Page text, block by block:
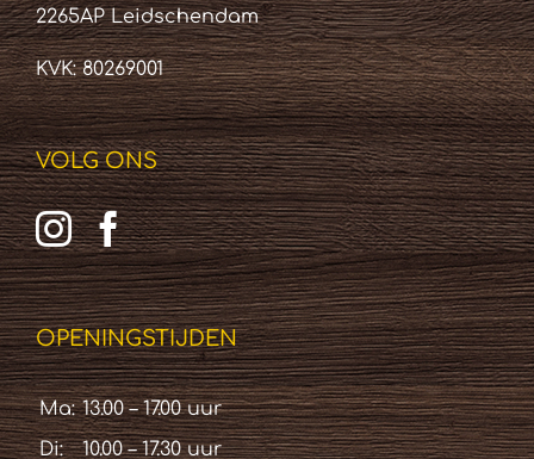
2265AP Leidschendam
KVK: 80269001
VOLG ONS
OPENINGSTIJDEN
Ma: 13.00 – 17.00 uur
Di:
10.00 – 17.30 uur